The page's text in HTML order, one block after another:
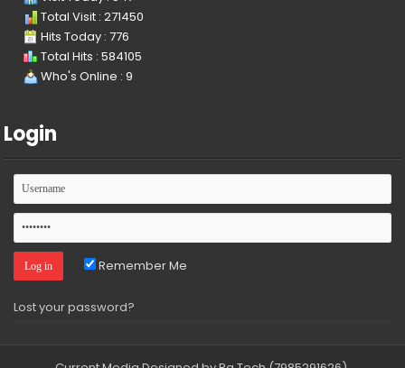
Total Visit : 271450
Hits Today : 776
Total Hits : 584105
Who's Online : 9
Login
Remember Me
Lost your password?